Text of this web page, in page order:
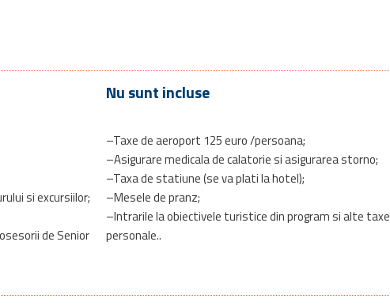
si excursiilor;
de Senior
Nu sunt incluse
–Taxe de aeroport 125 euro /persoana;
–Asigurare medicala de calatorie si asigurarea storno;
–Taxa de statiune (se va plati la hotel);
–Mesele de pranz;
–Intrarile la obiectivele turistice din program si alte
personale..